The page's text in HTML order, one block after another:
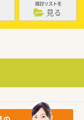
検討リストを
見る